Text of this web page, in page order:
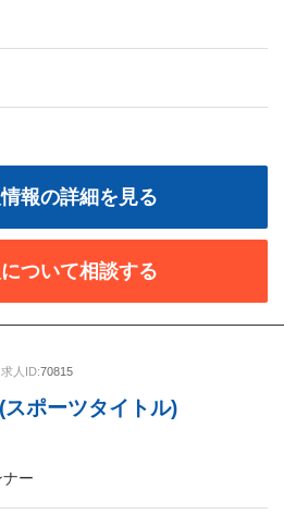
報の詳細を見る
ついて相談する
求人ID:70815
スポーツタイトル)
ー